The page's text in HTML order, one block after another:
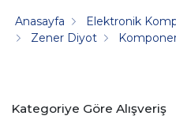
Anasayfa Elektronik
Zener Diyot
Kategoriye Göre Alışveriş